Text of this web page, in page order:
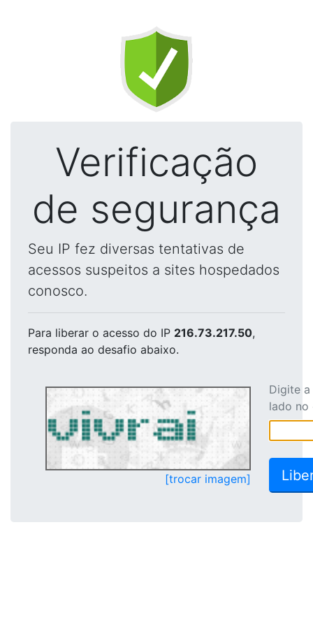
Verificação
de segurança
Seu IP fez diversas tentativas de
acessos suspeitos a sites hospedados
conosco.
Para liberar o acesso do IP 216.73.217.50,
responda ao desafio abaixo.
[trocar imagem]
Digite
lado no